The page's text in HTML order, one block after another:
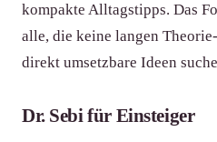
kompakte Alltagstipps. Das
alle, die keine langen
direkt umsetzbare Ideen
Dr. Sebi für Einsteiger